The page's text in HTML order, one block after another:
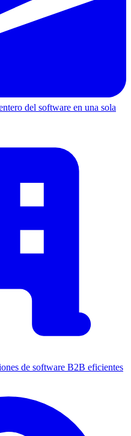
del software en una sola
de software B2B eficientes